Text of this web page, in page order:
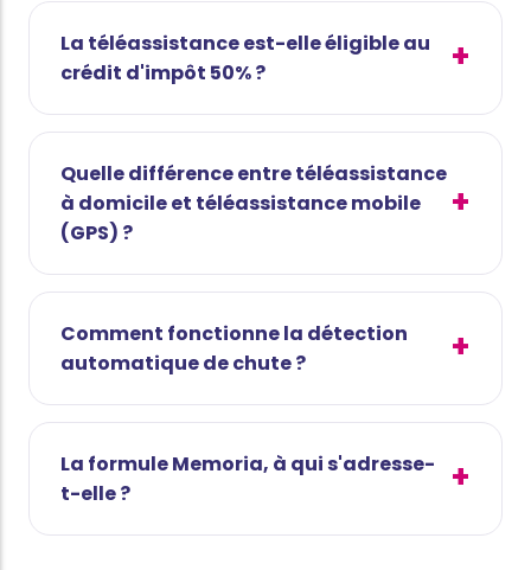
La téléassistance est-elle éligible au
crédit d'impôt 50% ?
Quelle différence entre téléassistance
à domicile et téléassistance mobile
(GPS) ?
Comment fonctionne la détection
automatique de chute ?
La formule Memoria, à qui s'adresse-
t-elle ?